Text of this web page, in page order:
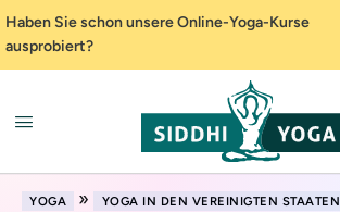
Haben Sie schon unsere Online-Yoga-Kurse
ausprobiert?
YOGA » YOGA IN DEN VEREINIGTEN STAATEN